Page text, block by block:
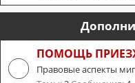
ПОМОЩЬ
Правовые аспекты